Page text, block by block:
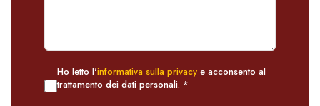
Ho letto l'informativa sulla privacy e acconsento al
trattamento dei dati personali. *